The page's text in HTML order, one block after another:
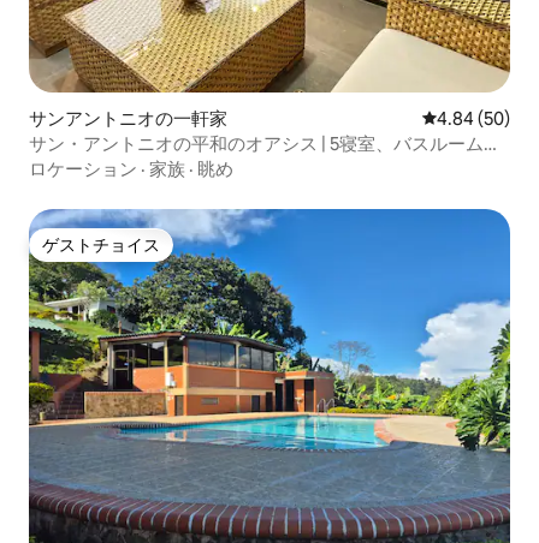
サンアントニオの一軒家 レビュー50
4.84 (50)
サン・アントニオの平和のオアシス | 5寝室、バスルーム、
プール付き
ロケーション · 家族 · 眺め
ゲストチョイス
ゲストチョイス